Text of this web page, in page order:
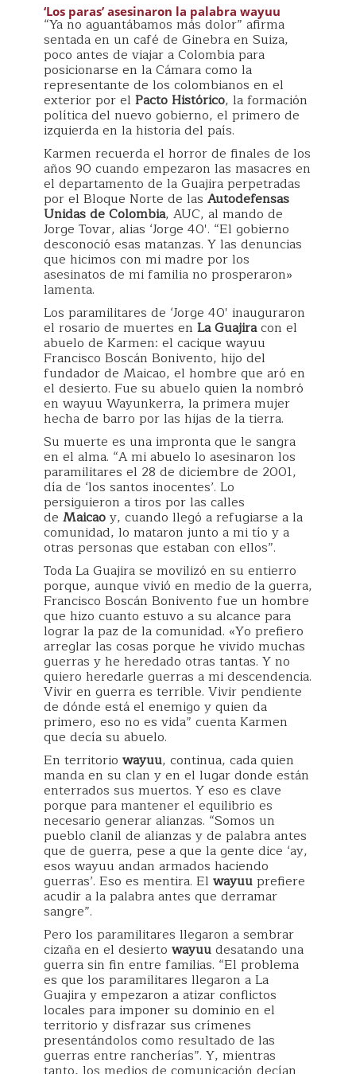
‘Los paras’ asesinaron la palabra wayuu
“Ya no aguantábamos más dolor” afirma
sentada en un café de Ginebra en Suiza,
poco antes de viajar a Colombia para
posicionarse en la Cámara como la
representante de los colombianos en el
exterior por el Pacto Histórico, la formación
política del nuevo gobierno, el primero de
izquierda en la historia del país.
Karmen recuerda el horror de finales de los
años 90 cuando empezaron las masacres en
el departamento de la Guajira perpetradas
por el Bloque Norte de las Autodefensas
Unidas de Colombia, AUC, al mando de
Jorge Tovar, alias ‘Jorge 40′. “El gobierno
desconoció esas matanzas. Y las denuncias
que hicimos con mi madre por los
asesinatos de mi familia no prosperaron»
lamenta.
Los paramilitares de ‘Jorge 40′ inauguraron
el rosario de muertes en La Guajiracon el
abuelo de Karmen: el cacique wayuu
Francisco Boscán Bonivento, hijo del
fundador de Maicao, el hombre que aró en
el desierto. Fue su abuelo quien la nombró
en wayuu Wayunkerra, la primera mujer
hecha de barro por las hijas de la tierra.
Su muerte es una impronta que le sangra
en el alma. “A mi abuelo lo asesinaron los
paramilitares el 28 de diciembre de 2001,
día de ‘los santos inocentes’. Lo
persiguieron a tiros por las calles
de Maicaoy, cuando llegó a refugiarse a la
comunidad, lo mataron junto a mi tío y a
otras personas que estaban con ellos”.
Toda La Guajira se movilizó en su entierro
porque, aunque vivió en medio de la guerra,
Francisco Boscán Bonivento fue un hombre
que hizo cuanto estuvo a su alcance para
lograr la paz de la comunidad. «Yo prefiero
arreglar las cosas porque he vivido muchas
guerras y he heredado otras tantas. Y no
quiero heredarle guerras a mi descendencia.
Vivir en guerra es terrible. Vivir pendiente
de dónde está el enemigo y quien da
primero, eso no es vida” cuenta Karmen
que decía su abuelo.
En territorio wayuu, continua, cada quien
manda en su clan y en el lugar donde están
enterrados sus muertos. Y eso es clave
porque para mantener el equilibrio es
necesario generar alianzas. “Somos un
pueblo clanil de alianzas y de palabra antes
que de guerra, pese a que la gente dice ‘ay,
esos wayuu andan armados haciendo
guerras’. Eso es mentira. El wayuuprefiere
acudir a la palabra antes que derramar
sangre”.
Pero los paramilitares llegaron a sembrar
cizaña en el desierto wayuudesatando una
guerra sin fin entre familias. “El problema
es que los paramilitares llegaron a La
Guajira y empezaron a atizar conflictos
locales para imponer su dominio en el
territorio y disfrazar sus crímenes
presentándolos como resultado de las
guerras entre rancherías”. Y, mientras